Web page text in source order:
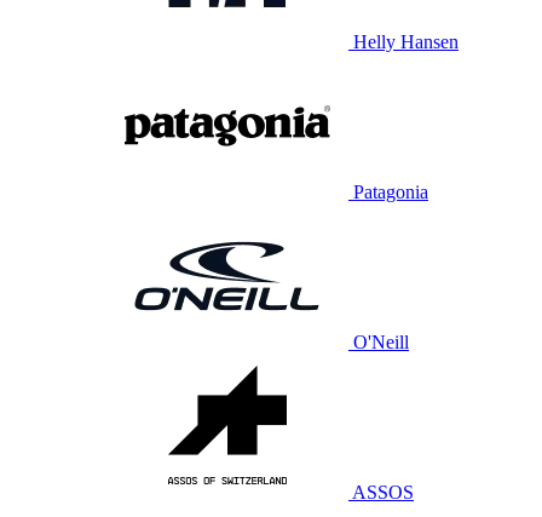
Helly Hansen
Patagonia
O'Neill
ASSOS